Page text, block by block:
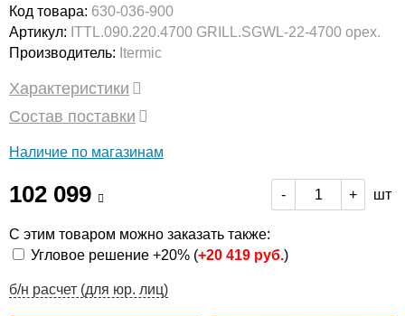
Код товара: 630-036-900
Артикул: ITTL.090.220.4700 GRILL.SGWL-22-4700 орех.
Производитель: Itermic
Характеристики
Состав поставки
Наличие по магазинам
102 099 - + шт
С этим товаром можно заказать также:
Угловое решение +20% (+20 419 руб.)
б/н расчет (для юр. лиц)